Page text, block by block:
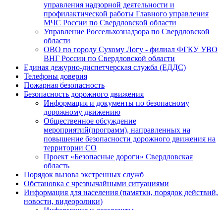
управления надзорной деятельности и
профилактической работы Главного управления
МЧС России по Свердловской области
Управление Россельхознадзора по Свердловской
области
ОВО по городу Сухому Логу - филиал ФГКУ УВО
ВНГ России по Свердловской области
Единая дежурно-диспетчерская служба (ЕДДС)
Телефоны доверия
Пожарная безопасность
Безопасность дорожного движения
Информация и документы по безопасному
дорожному движению
Общественное обсуждение
мероприятий(программ), направленных на
повышение безопасности дорожного движения на
территории СО
Проект «Безопасные дороги» Свердловская
область
Порядок вызова экстренных служб
Обстановка с чрезвычайными ситуациями
Информация для населения (памятки, порядок действий,
новости, видеоролики)